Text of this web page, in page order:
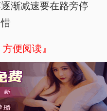
渐减速要在路旁停
便阅读』